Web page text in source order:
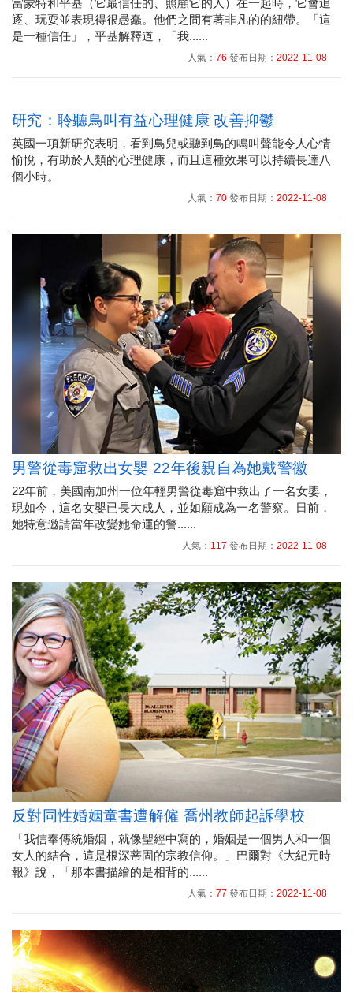
當蒙特和平基（它最信任的、照顧它的人）在一起時，它會追
逐、玩耍並表現得很愚蠢。他們之間有著非凡的的紐帶。「這
是一種信任」，平基解釋道，「我......
人氣： 76 發布日期： 2022-11-08
研究：聆聽鳥叫有益心理健康 改善抑鬱
英國一項新研究表明，看到鳥兒或聽到鳥的鳴叫聲能令人心情
愉悅，有助於人類的心理健康，而且這種效果可以持續長達八
個小時。
人氣： 70 發布日期： 2022-11-08
男警從毒窟救出女嬰 22年後親自為她戴警徽
22年前，美國南加州一位年輕男警從毒窟中救出了一名女嬰，
現如今，這名女嬰已長大成人，並如願成為一名警察。日前，
她特意邀請當年改變她命運的警......
人氣： 117 發布日期： 2022-11-08
反對同性婚姻童書遭解僱 喬州教師起訴學校
「我信奉傳統婚姻，就像聖經中寫的，婚姻是一個男人和一個
女人的結合，這是根深蒂固的宗教信仰。」巴爾對《大紀元時
報》說，「那本書描繪的是相背的......
人氣： 77 發布日期： 2022-11-08